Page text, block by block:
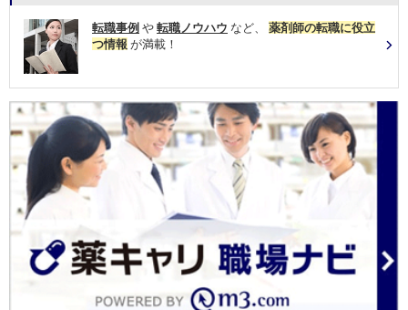
転職事例 や 転職ノウハウ など、 薬剤師の転職に役立
つ情報 が満載！